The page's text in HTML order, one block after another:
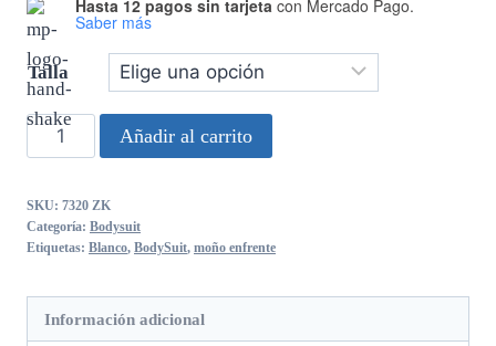
original
era:
es:
Hasta 12 pagos sin tarjeta con Mercado Pago.
Saber más
Talla
Bodysuit
blanco
moño
enfrente
Añadir al carrito
SKU: 7320 ZK
Categoría: Bodysuit
Etiquetas: Blanco, BodySuit, moño enfrente
Información adicional